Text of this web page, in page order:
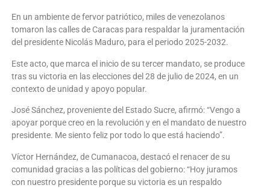
En un ambiente de fervor patriótico, miles de venezolanos
tomaron las calles de Caracas para respaldar la juramentación
del presidente Nicolás Maduro, para el periodo 2025-2032.
Este acto, que marca el inicio de su tercer mandato, se produce
tras su victoria en las elecciones del 28 de julio de 2024, en un
contexto de unidad y apoyo popular.
José Sánchez, proveniente del Estado Sucre, afirmó: “Vengo a
apoyar porque creo en la revolución y en el mandato de nuestro
presidente. Me siento feliz por todo lo que está haciendo”.
Víctor Hernández, de Cumanacoa, destacó el renacer de su
comunidad gracias a las políticas del gobierno: “Hoy juramos
con nuestro presidente porque su victoria es un respaldo